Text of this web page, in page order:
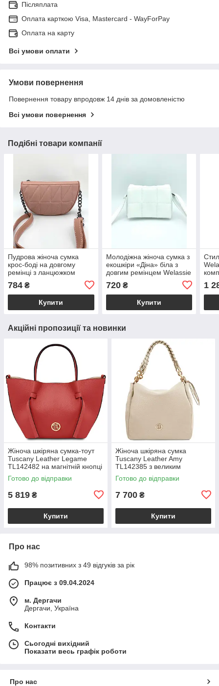
Післяплата
Оплата карткою Visa, Mastercard - WayForPay
Оплата на карту
Всі умови оплати
Умови повернення
Повернення товару впродовж 14 днів за домовленістю
Всі умови повернення
Подібні товари компанії
Пудрова жіноча сумка
крос-боді на довгому
ремінці з ланцюжком
«Лайзі» стьобана екошкіра
Welassie
784 ₴
Купити
Молодіжна жіноча сумка з
екошкіри «Діна» біла з
довгим ремінцем Welassie
720₴
Купити
1
Акційні пропозиції та новинки
Жіноча шкіряна сумка-тоут
Tuscany Leather Legame
TL142482 на магнітній кнопці
з плечовим ременем,
коралова BS2482_1_105
Готово до відправки
5 819 ₴
Купити
Жіноча шкіряна сумка
Tuscany Leather Amy
TL142385 з великим
відділенням і плечовим
ременем, бежева
Готово до відправки
7 700 ₴
Купити
Про нас
98% позитивних з 49 відгуків за рік
Працює з 09.04.2024
м. Дергачи
Дергачи, Україна
Контакти
Сьогодні вихідний
Показати весь графік роботи
Про нас